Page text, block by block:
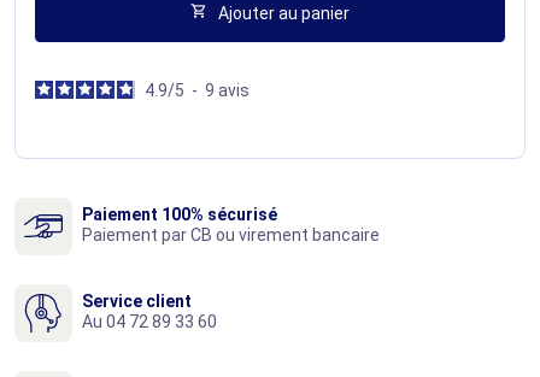
 Ajouter au panier
4.9/5 - 9 avis
Paiement 100% sécurisé
Paiement par CB ou virement bancaire
Service client
Au 04 72 89 33 60